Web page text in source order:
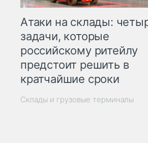
Атаки на склады:
задачи, которые
российскому ритейлу
предстоит решить в
кратчайшие сроки
Склады и грузовые терминалы